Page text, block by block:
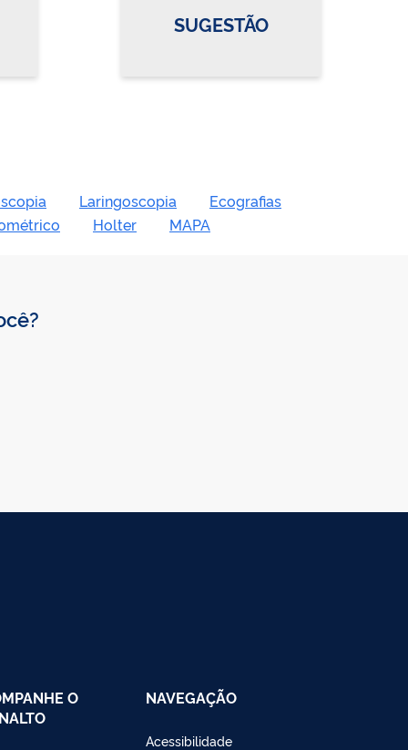
SUGESTÃO
Laringoscopia
Ecografias
Holter MAPA
O
NAVEGAÇÃO
Acessibilidade